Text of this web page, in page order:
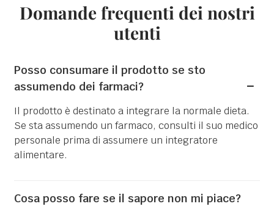
Domande frequenti dei nostri
utenti
Posso consumare il prodotto se sto
assumendo dei farmaci?
Il prodotto è destinato a integrare la normale dieta.
Se sta assumendo un farmaco, consulti il suo medico
personale prima di assumere un integratore
alimentare.
Cosa posso fare se il sapore non mi piace?